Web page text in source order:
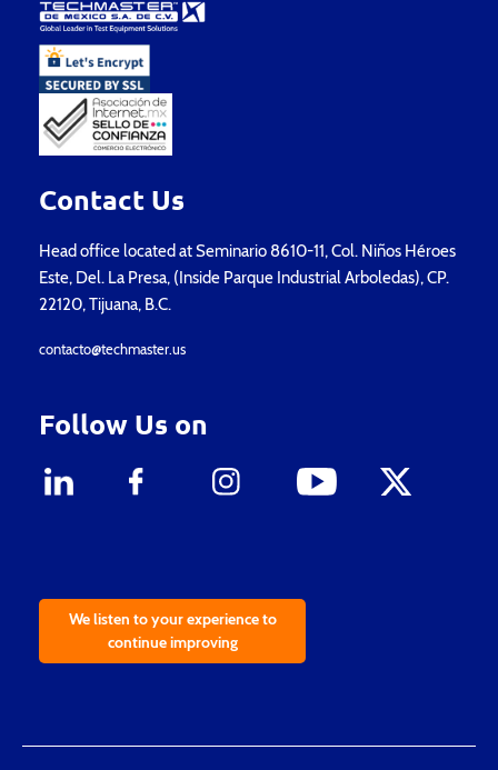
Contact Us
Head office located at Seminario 8610-11, Col. Niños Héroes
Este, Del. La Presa, (Inside Parque Industrial Arboledas), CP.
22120, Tijuana, B.C.
contacto@techmaster.us
Follow Us on
We listen to your experience to
continue improving